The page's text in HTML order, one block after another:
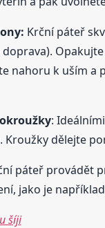
Krční páteř
nahoru k uším
: Ideálními
Kroužky dělejte
páteř provádět
jako je
šíji